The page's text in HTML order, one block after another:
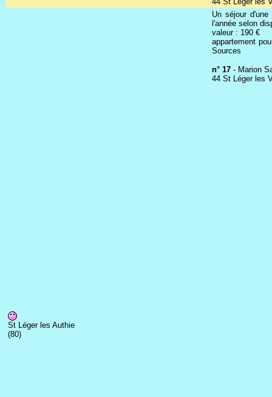
St Léger les Authie
(80)
Un séjour
l'année selon
valeur : 190 €
appartement
Sources
n° 17 - Marion
44 St Léger les